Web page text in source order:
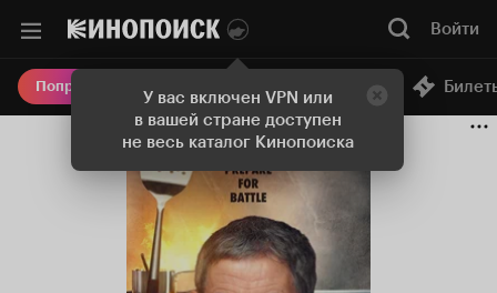
У вас включен VPN или
в вашей стране доступен
не весь каталог Кинопоиска
Войти
Попробовать Плюс Онлайн-кинотеатр